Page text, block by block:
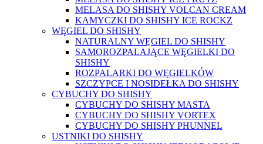
MELASA DO SHISHY VOLCAN CREAM
KAMYCZKI DO SHISHY ICE ROCKZ
WĘGIEL DO SHISHY
NATURALNY WĘGIEL DO SHISHY
SAMOROZPALAJĄCE WĘGIELKI DO
SHISHY
ROZPALARKI DO WĘGIELKÓW
SZCZYPCE I NOSIDEŁKA DO SHISHY
CYBUCHY DO SHISHY
CYBUCHY DO SHISHY MASTA
CYBUCHY DO SHISHY VORTEX
CYBUCHY DO SHISHY PHUNNEL
USTNIKI DO SHISHY